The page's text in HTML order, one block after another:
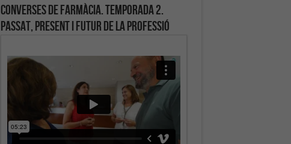
Converses de farmàcia. Temporada 2.
Passat, present i futur de la professió